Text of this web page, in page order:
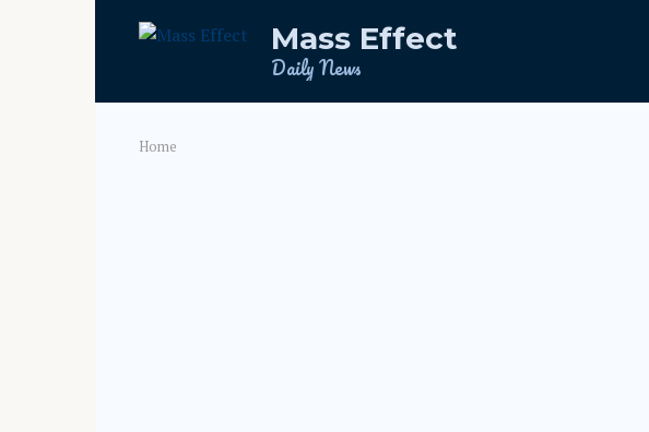
Mass Effect
Daily News
Home